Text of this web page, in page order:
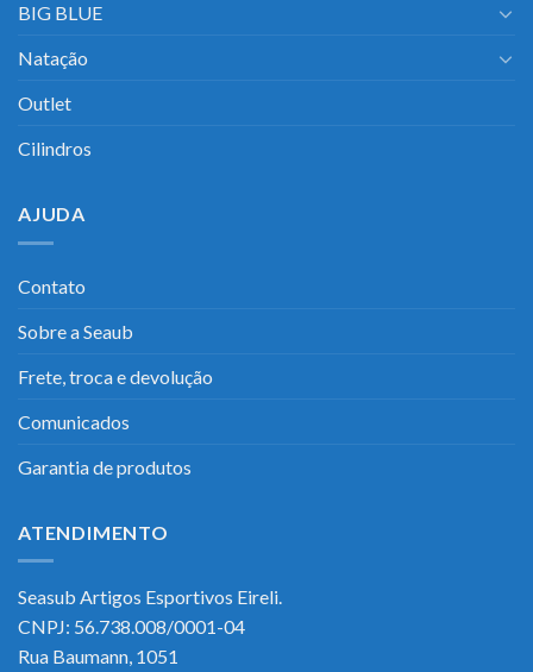
BIG BLUE
Natação
Outlet
Cilindros
AJUDA
Contato
Sobre a Seaub
Frete, troca e devolução
Comunicados
Garantia de produtos
ATENDIMENTO
Seasub Artigos Esportivos Eireli.
CNPJ: 56.738.008/0001-04
Rua Baumann, 1051